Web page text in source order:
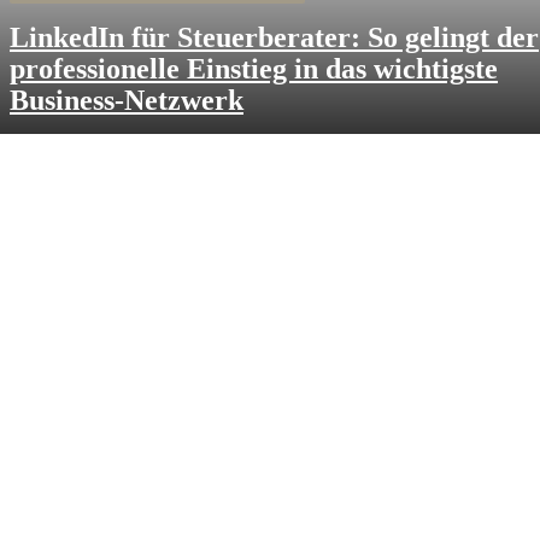
LinkedIn für Steuerberater: So gelingt der
professionelle Einstieg in das wichtigste
Business-Netzwerk